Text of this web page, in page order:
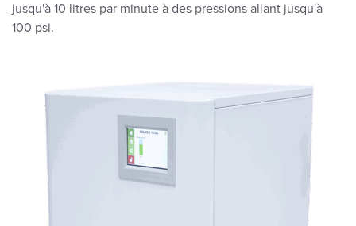
jusqu'à 10 litres par minute à des pressions allant jusqu'à
100 psi.